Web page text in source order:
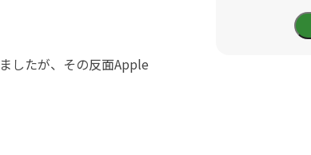
したが、その反面Apple